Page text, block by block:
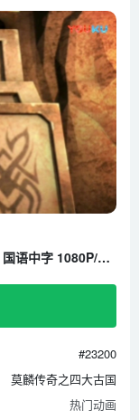
儿童动画片《莫麟传奇之四大古国》全26集 国语中字 1080P/MP4/8.13G 百度云网盘下载
#23200
莫麟传奇之四大古国
热门动画